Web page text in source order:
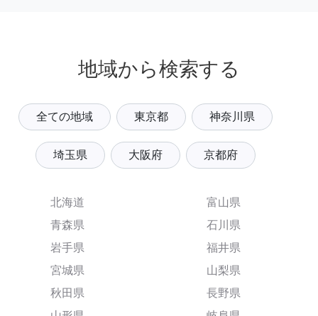
地域から検索する
全ての地域 東京都 神奈川県
埼玉県 大阪府 京都府
北海道
青森県
岩手県
宮城県
秋田県
富山県
石川県
福井県
山梨県
長野県